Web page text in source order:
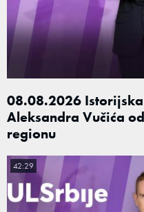
08.08.2026
Aleksandra Vučića
regionu
42:29